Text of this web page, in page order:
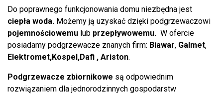
Do poprawnego funkcjonowania domu niezbędna jest
ciepła woda. Możemy ją uzyskać dzięki podgrzewaczowi
pojemnościowemu lub przepływowemu. W ofercie
posiadamy podgrzewacze znanych firm: Biawar, Galmet,
Elektromet,Kospel,Dafi , Ariston.
Podgrzewacze zbiornikowe są odpowiednim
rozwiązaniem dla jednorodzinnych gospodarstw